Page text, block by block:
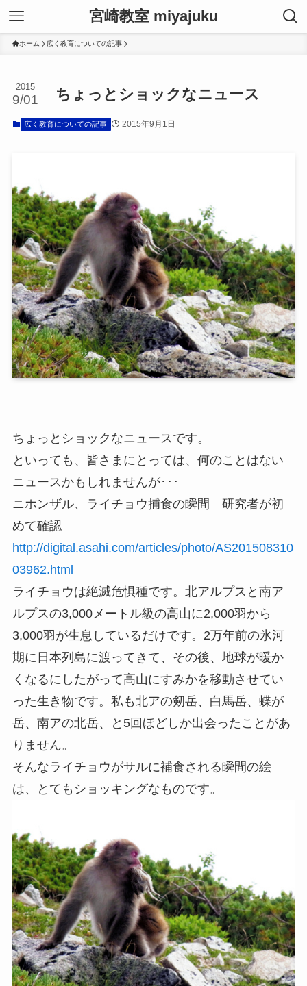
宮崎教室 miyajuku
ホーム 広く教育についての記事
ちょっとショックなニュース
2015
9/01
広く教育についての記事 2015年9月1日
ちょっとショックなニュースです。
といっても、皆さまにとっては、何のことはない
ニュースかもしれませんが･･･
ニホンザル、ライチョウ捕食の瞬間 研究者が初
めて確認
http://digital.asahi.com/articles/photo/AS201508310
03962.html
ライチョウは絶滅危惧種です。北アルプスと南ア
ルプスの3,000メートル級の高山に2,000羽から
3,000羽が生息しているだけです。2万年前の氷河
期に日本列島に渡ってきて、その後、地球が暖か
くなるにしたがって高山にすみかを移動させてい
った生き物です。私も北アの剱岳、白馬岳、蝶が
岳、南アの北岳、と5回ほどしか出会ったことがあ
りません。
そんなライチョウがサルに補食される瞬間の絵
は、とてもショッキングなものです。